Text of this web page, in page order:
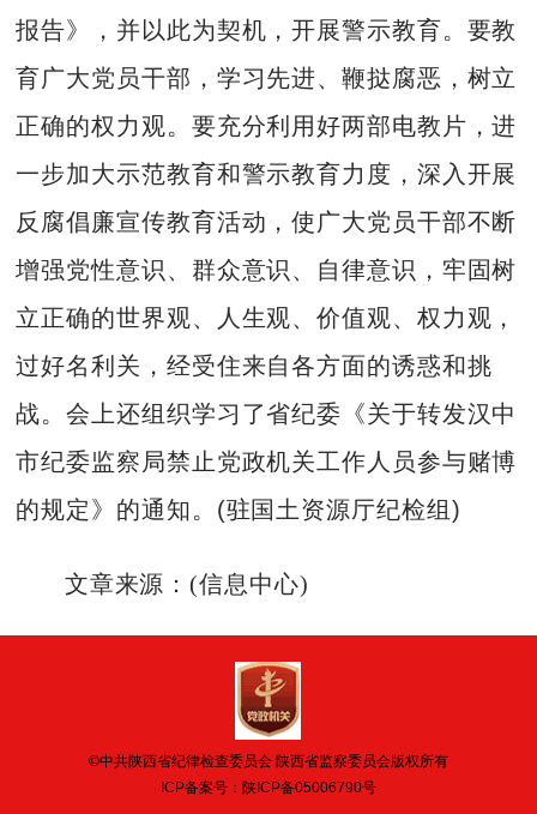
报告》，并以此为契机，开展警示教育。要教
育广大党员干部，学习先进、鞭挞腐恶，树立
正确的权力观。要充分利用好两部电教片，进
一步加大示范教育和警示教育力度，深入开展
反腐倡廉宣传教育活动，使广大党员干部不断
增强党性意识、群众意识、自律意识，牢固树
立正确的世界观、人生观、价值观、权力观，
过好名利关，经受住来自各方面的诱惑和挑
战。会上还组织学习了省纪委《关于转发汉中
市纪委监察局禁止党政机关工作人员参与赌博
的规定》的通知。(驻国土资源厅纪检组)
文章来源：(信息中心)
©中共陕西省纪律检查委员会 陕西省监察委员会版权所有
ICP备案号： 陕ICP备05006790号